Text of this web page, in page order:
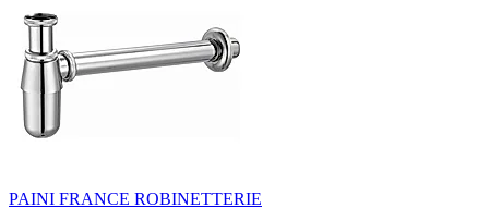
PAINI FRANCE ROBINETTERIE